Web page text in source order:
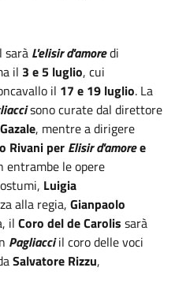
sarà L'elisir d'amoredi
il 3 e 5 luglio, cui
il 17 e 19 luglio. La
sono curate dal direttore
, mentre a dirigere
Rivani per Elisir d'amoree
entrambe le opere
Luigia
alla regia, Gianpaolo
il Coro del de Carolis sarà
Pagliacciil coro delle voci
Salvatore Rizzu,